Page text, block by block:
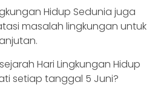
Hidup Sedunia juga
masalah lingkungan untuk
Hari Lingkungan Hidup
setiap tanggal 5 Juni?